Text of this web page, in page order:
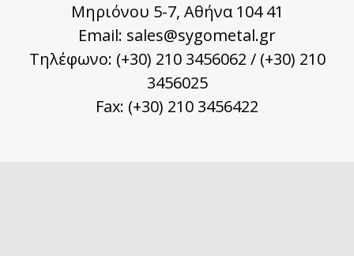
Μηριόνου 5-7, Αθήνα 104 41
Email: sales@sygometal.gr
Τηλέφωνο: (+30) 210 3456062 / (+30) 210
3456025
Fax: (+30) 210 3456422